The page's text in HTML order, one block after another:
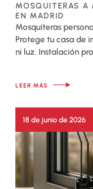
MOSQUITERAS A
EN MADRID
Mosquiteras
Protege tu casa de
ni luz. Instalación
LEER MÁS
18 de junio de 2026